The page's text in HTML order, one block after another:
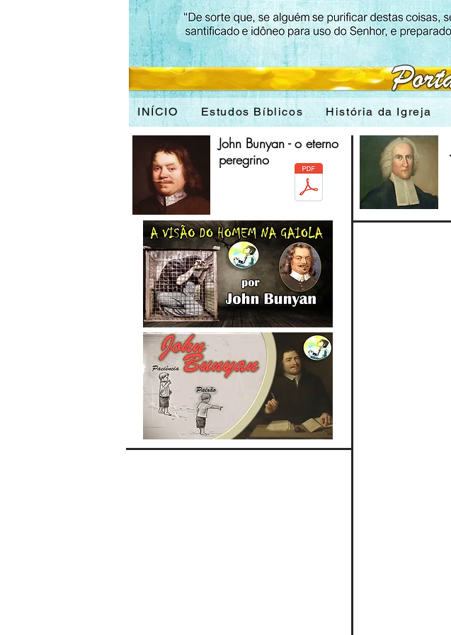
INÍCIO Estudos Bíblicos História da Igreja
John Bunyan - o eterno
peregrino